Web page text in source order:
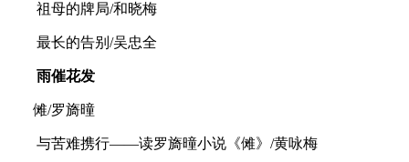
祖母的牌局/和晓梅
最长的告别/吴忠全
雨催花发
傩/罗旖曈
与苦难携行——读罗旖曈小说《傩》/黄咏梅